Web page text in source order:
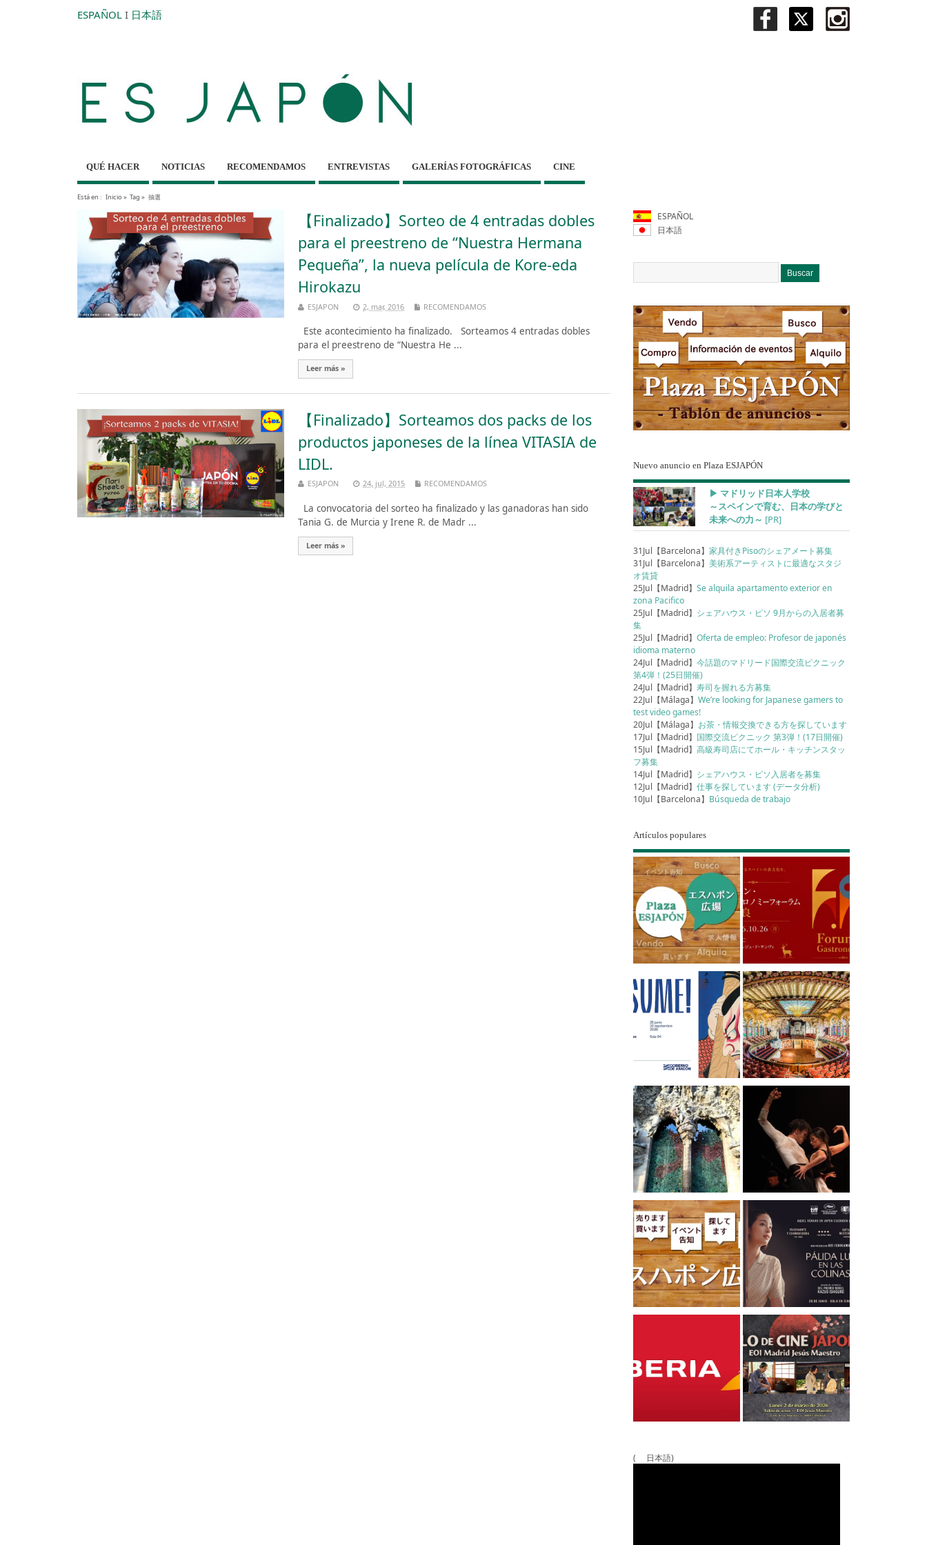
ESPAÑOL I 日本語
QUÉ HACER NOTICIAS RECOMENDAMOS ENTREVISTAS GALERÍAS FOTOGRÁFICAS CINE
Está en : Inicio» Tag » 抽選
【Finalizado】Sorteo de 4 entradas dobles
para el preestreno de “Nuestra Hermana
Pequeña”, la nueva película de Kore-eda
Hirokazu
ESJAPON 2, mar, 2016 RECOMENDAMOS
Este acontecimiento ha finalizado. Sorteamos 4 entradas dobles
para el preestreno de “Nuestra He ...
Leer más »
【Finalizado】Sorteamos dos packs de los
productos japoneses de la línea VITASIA de
LIDL.
ESJAPON 24, jul, 2015 RECOMENDAMOS
La convocatoria del sorteo ha finalizado y las ganadoras han sido
Tania G. de Murcia y Irene R. de Madr ...
Leer más »
ESPAÑOL
日本語
Nuevo anuncio en Plaza ESJAPÓN
▶︎ マドリッド日本人学校
～スペインで育む、日本の学びと
未来への力～ [PR]
31Jul【Barcelona】家具付きPisoのシェアメート募集
31Jul【Barcelona】美術系アーティストに最適なスタジ
オ賃貸
25Jul【Madrid】Se alquila apartamento exterior en
zona Pacifico
25Jul【Madrid】 シェアハウス・ピソ 9月からの入居者募
集
25Jul【Madrid】Oferta de empleo: Profesor de japonés
idioma materno
24Jul【Madrid】今話題のマドリード国際交流ピクニック
第4弾！(25日開催)
24Jul【Madrid】寿司を握れる方募集
22Jul【Málaga】We’re looking for Japanese gamers to
test video games!
20Jul【Málaga】 お茶・情報交換できる方を探しています
17Jul【Madrid】 国際交流ピクニック 第3弾！(17日開催)
15Jul【Madrid】高級寿司店にてホール・キッチンスタッ
フ募集
14Jul【Madrid】 シェアハウス・ピソ入居者を募集
12Jul【Madrid】仕事を探しています (データ分析)
10Jul【Barcelona】 Búsqueda de trabajo
Artículos populares
( 日本語)